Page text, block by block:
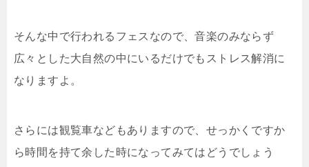
そんな中で行われるフェスなので、音楽のみならず
広々とした大自然の中にいるだけでもストレス解消に
なりますよ。
さらには観覧車などもありますので、せっかくですか
ら時間を持て余した時になってみてはどうでしょう